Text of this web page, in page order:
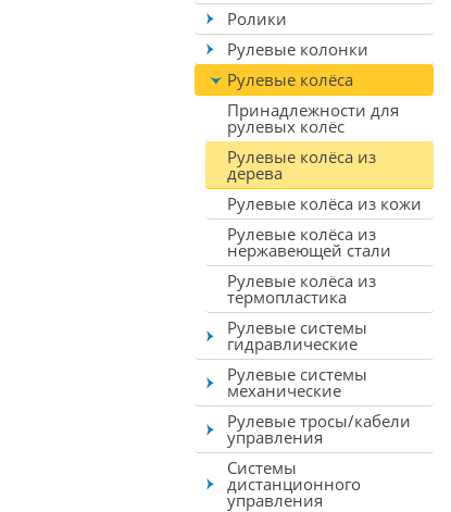
Ролики
Рулевые колонки
Рулевые колёса
Принадлежности для
рулевых колёс
Рулевые колёса из
дерева
Рулевые колёса из кожи
Рулевые колёса из
нержавеющей стали
Рулевые колёса из
термопластика
Рулевые системы
гидравлические
Рулевые системы
механические
Рулевые тросы/кабели
управления
Системы
дистанционного
управления